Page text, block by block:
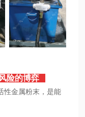
险的博弈
性金属粉末，是能